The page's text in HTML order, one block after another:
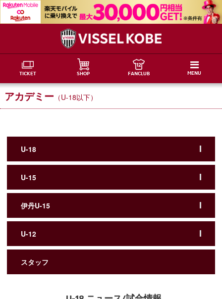
TICKET SHOP FANCLUB MENU
アカデミー （U-18以下）
U-18
U-15
伊丹U-15
U-12
スタッフ